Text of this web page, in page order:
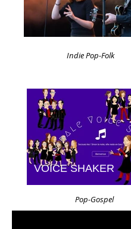
Indie Pop-Folk
Pop-Gospel
VOICE SHAKER